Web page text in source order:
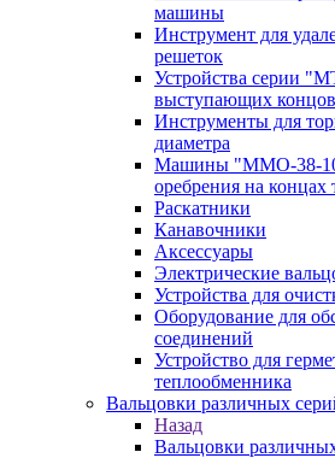
машины
Инструмент для
решеток
Устройства серии
выступающих
Инструменты для
диаметра
Машины "ММО-38-
оребрения на концах
Раскатники
Канавочники
Аксессуары
Электрические
Устройства для
Оборудование для
соединений
Устройство для
теплообменника
Вальцовки различных
Назад
Вальцовки